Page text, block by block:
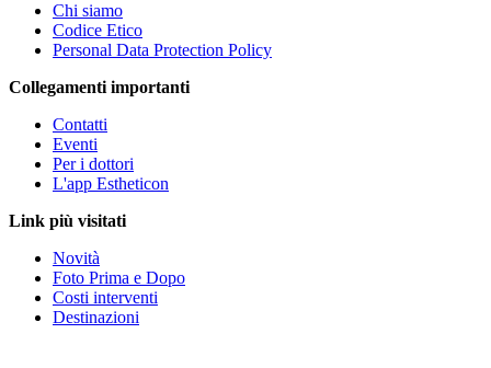
Chi siamo
Codice Etico
Personal Data Protection Policy
Collegamenti importanti
Contatti
Eventi
Per i dottori
L'app Estheticon
Link più visitati
Novità
Foto Prima e Dopo
Costi interventi
Destinazioni